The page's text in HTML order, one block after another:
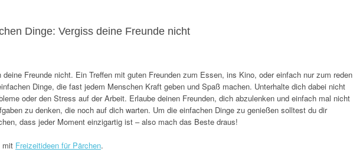
Dinge: Vergiss deine Freunde nicht
deine Freunde nicht. Ein Treffen mit guten Freunden zum Essen, ins Kino, oder einfach nur zum reden
Dinge, die fast jedem Menschen Kraft geben und Spaß machen. Unterhalte dich dabei nicht
oder den Stress auf der Arbeit. Erlaube deinen Freunden, dich abzulenken und einfach mal nicht
zu denken, die noch auf dich warten. Um die einfachen Dinge zu genießen solltest du dir
dass jeder Moment einzigartig ist – also mach das Beste draus!
mit Freizeitideen für Pärchen.